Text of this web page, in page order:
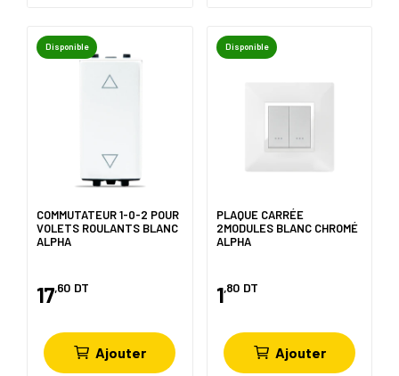
Disponible
COMMUTATEUR 1-0-2 POUR
VOLETS ROULANTS BLANC
ALPHA
17,60 DT
Ajouter
Disponible
PLAQUE CARRÉE
2MODULES BLANC CHROMÉ
ALPHA
1,80 DT
Ajouter